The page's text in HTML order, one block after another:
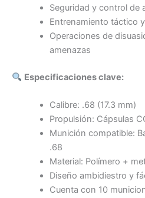
Seguridad y control de
Entrenamiento táctico
Operaciones de
amenazas
Especificaciones clave:
Calibre: .68 (17.3 mm)
Propulsión: Cápsulas
Munición compatible:
.68
Material: Polímero +
Diseño ambidiestro y
Cuenta con 10